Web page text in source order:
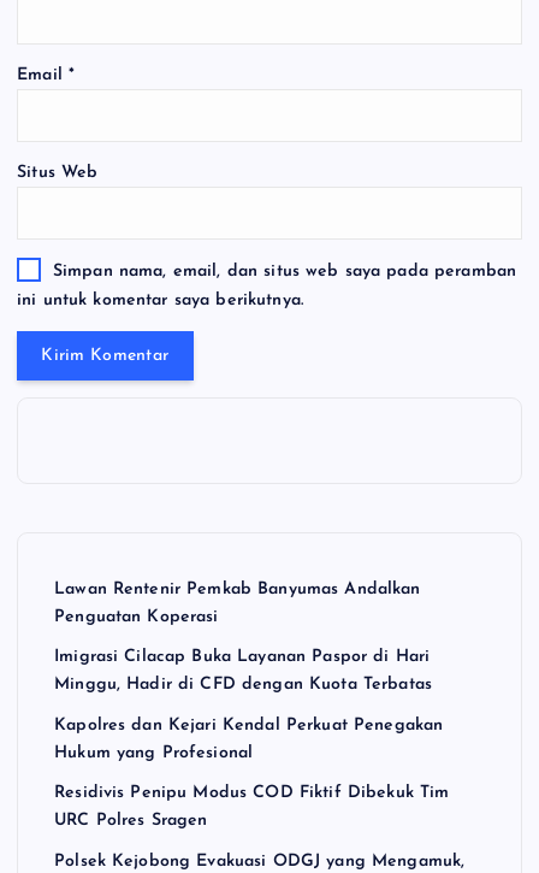
Email *
Situs Web
Simpan nama, email, dan situs web saya pada peramban
ini untuk komentar saya berikutnya.
Lawan Rentenir Pemkab Banyumas Andalkan
Penguatan Koperasi
Imigrasi Cilacap Buka Layanan Paspor di Hari
Minggu, Hadir di CFD dengan Kuota Terbatas
Kapolres dan Kejari Kendal Perkuat Penegakan
Hukum yang Profesional
Residivis Penipu Modus COD Fiktif Dibekuk Tim
URC Polres Sragen
Polsek Kejobong Evakuasi ODGJ yang Mengamuk,